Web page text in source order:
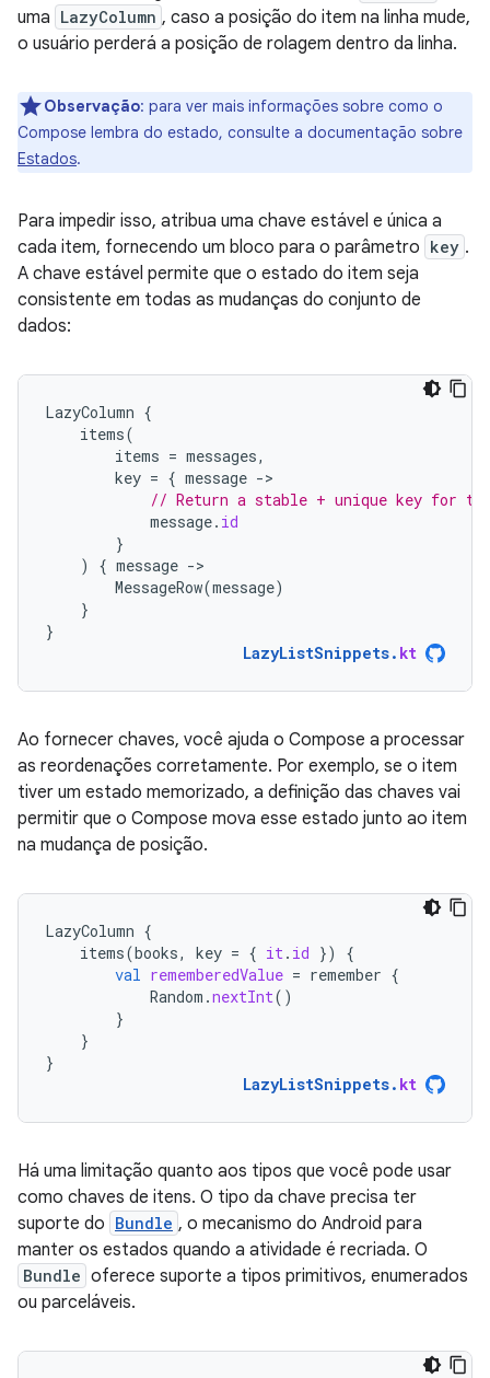
uma LazyColumn , caso a posição do item na linha mude,
o usuário perderá a posição de rolagem dentro da linha.
Observação: para ver mais informações sobre como o
Compose lembra do estado, consulte a documentação sobre
Estados.
Para impedir isso, atribua uma chave estável e única a
cada item, fornecendo um bloco para o parâmetro key .
A chave estável permite que o estado do item seja
consistente em todas as mudanças do conjunto de
dados:
LazyColumn {
items(
items = messages,
key = { message -
// Return a stable + unique key for
message. id
}
)
{ message -
MessageRow(message)
}
}
LazyListSnippets. kt
Ao fornecer chaves, você ajuda o Compose a processar
as reordenações corretamente. Por exemplo, se o item
tiver um estado memorizado, a definição das chaves vai
permitir que o Compose mova esse estado junto ao item
na mudança de posição.
LazyColumn {
items(books, key = { it. id })
{
val rememberedValue = remember {
Random .nextInt()
}
}
}
LazyListSnippets. kt
Há uma limitação quanto aos tipos que você pode usar
como chaves de itens. O tipo da chave precisa ter
suporte do Bundle , o mecanismo do Android para
manter os estados quando a atividade é recriada. O
Bundle oferece suporte a tipos primitivos, enumerados
ou parceláveis.